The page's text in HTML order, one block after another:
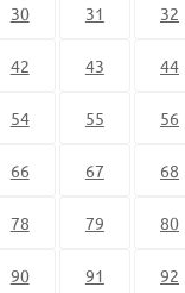
30 31 32
42 43 44
54 55 56
66 67 68
78 79 80
90 91 92